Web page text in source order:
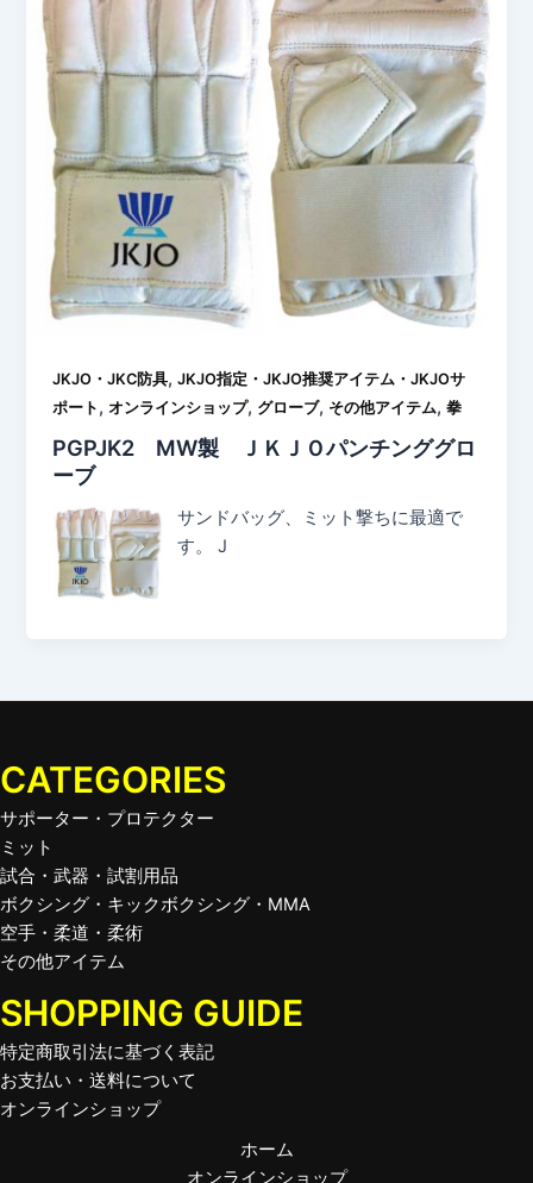
JKJO・JKC防具,JKJO指定・JKJO推奨アイテム・JKJOサ
ポート ,オンラインショップ, グローブ, その他アイテム,拳
PGPJK2 MW製 ＪＫＪＯパンチンググロ
ーブ
サンドバッグ、ミット撃ちに最適で
す。 J
CATEGORIES
サポーター・プロテクター
ミット
試合・武器・試割用品
ボクシング・キックボクシング・MMA
空手・柔道・柔術
その他アイテム
SHOPPING GUIDE
特定商取引法に基づく表記
お支払い・送料について
オンラインショップ
ホーム
オンラインショップ